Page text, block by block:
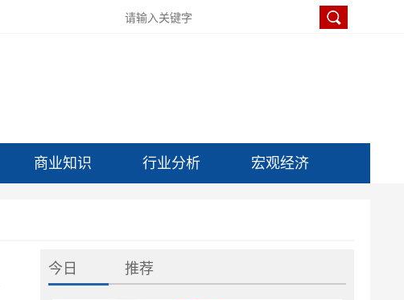
商业知识 行业分析 宏观经济
今日 推荐